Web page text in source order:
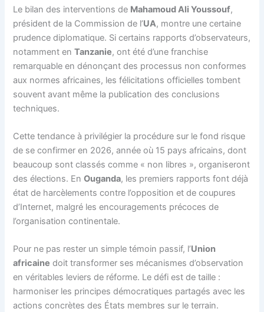
Le bilan des interventions de Mahamoud Ali Youssouf,
président de la Commission de l’UA, montre une certaine
prudence diplomatique. Si certains rapports d’observateurs,
notamment enTanzanie, ont été d’une franchise
remarquable en dénonçant des processus non conformes
aux normes africaines, les félicitations officielles tombent
souvent avant même la publication des conclusions
techniques.
Cette tendance à privilégier la procédure sur le fond risque
de se confirmer en 2026, année où 15 pays africains, dont
beaucoup sont classés comme « non libres », organiseront
des élections. EnOuganda, les premiers rapports font déjà
état de harcèlements contre l’opposition et de coupures
d’Internet, malgré les encouragements précoces de
l’organisation continentale.
Pour ne pas rester un simple témoin passif, l’Union
africaine doit transformer ses mécanismes d’observation
en véritables leviers de réforme. Le défi est de taille :
harmoniser les principes démocratiques partagés avec les
actions concrètes des États membres sur le terrain.